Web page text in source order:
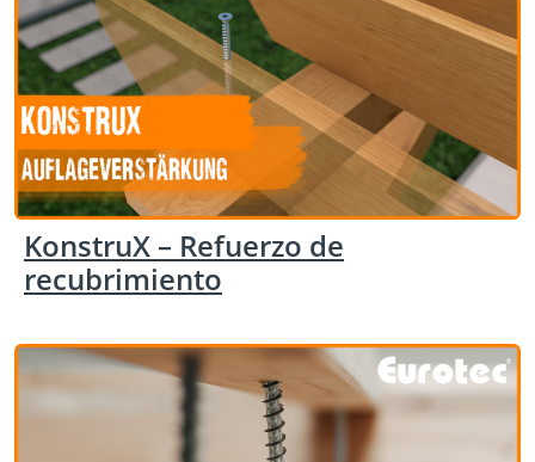
KonstruX – Refuerzo de
recubrimiento